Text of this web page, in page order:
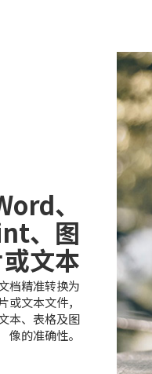
、
、图
文本
档精准转换为
文本文件，
本、表格及图
像的准确性。